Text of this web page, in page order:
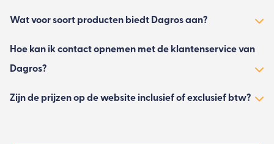
Wat voor soort producten biedt Dagros aan?
Hoe kan ik contact opnemen met de klantenservice van
Dagros?
Zijn de prijzen op de website inclusief of exclusief btw?